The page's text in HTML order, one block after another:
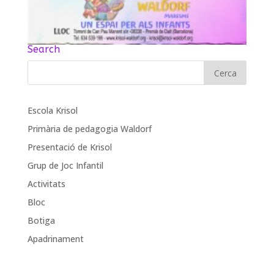
Search
Escola Krisol
Primària de pedagogia Waldorf
Presentació de Krisol
Grup de Joc Infantil
Activitats
Bloc
Botiga
Apadrinament